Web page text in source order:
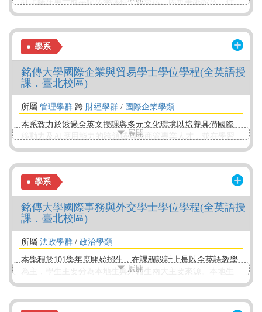
政法、商事法外，並重視財務金融法律之獨特專業的法學領
幣銀行學等課程。
學系
銘傳大學國際企業與貿易學士學位學程(全英語授
課．臺北校區)
所屬 管理學群 跨 財經學群 / 國際企業學類
本系致力於透過全英文授課與多元文化環境以培養具備國際
移動力及AI應用能力的跨領域國際商管專業人才，並在學習
過程中融合永續發展目標的理念與實踐。本系的特色發展如
多元商管專才 4.與多所姊妹校簽訂雙學位/ 交換生計畫 5.境內
外企業實習與產學合作 6.永續發展教育之實踐
展開
學系
銘傳大學國際事務與外交學士學位學程(全英語授
課．臺北校區)
所屬 法政學群 / 政治學類
本學程於101學年度開始招生，在課程設計上是以全英語教學
為主，學生主要分為本地生與外籍生兩大主要來源。本地生
係以參加大學多元入學相關考試順利錄取的本地生；外籍生
展開